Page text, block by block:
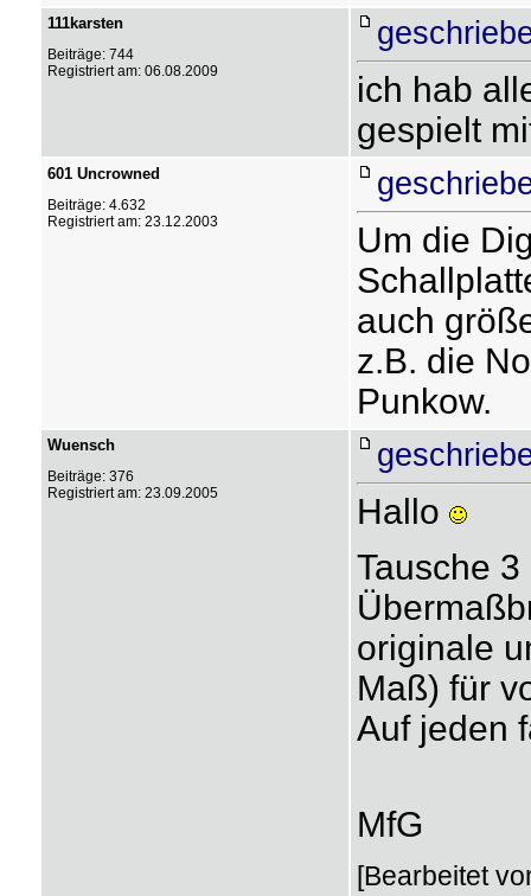
111karsten
Beiträge: 744
Registriert am: 06.08.2009
ich hab
gespielt
601 Uncrowned
Beiträge: 4.632
Registriert am: 23.12.2003
Um die
auch
z.B. die
Punkow.
Wuensch
Beiträge: 376
Registriert am: 23.09.2005
Hallo
Tausche
originale
Maß) für
Auf jeden
MfG
[Bearbeitet